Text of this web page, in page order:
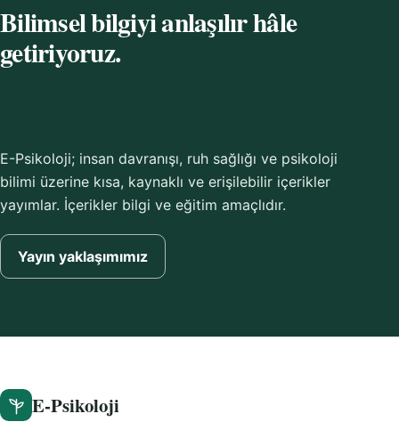
Bilimsel bilgiyi anlaşılır hâle
getiriyoruz.
E-Psikoloji; insan davranışı, ruh sağlığı ve psikoloji
bilimi üzerine kısa, kaynaklı ve erişilebilir içerikler
yayımlar. İçerikler bilgi ve eğitim amaçlıdır.
Yayın yaklaşımımız
E-Psikoloji